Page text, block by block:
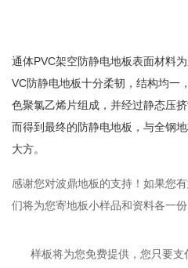
通体PVC架空防静电地板表面材料
VC防静电地板十分柔韧，结构均一
色聚氯乙烯片组成，并经过静态压
而得到最终的防静电地板，与全钢
感谢您对波鼎地板的支持！如果您
们将为您寄地板小样品和资料各一份
样板将为您免费提供，您只要支